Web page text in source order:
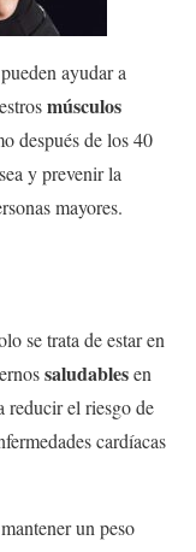
ayudar a
músculos
después de los 40
y prevenir la
mayores.
se trata de estar en
saludablesen
reducir el riesgo de
cardíacas
un peso